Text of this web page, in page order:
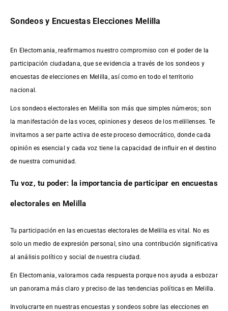
Sondeos y Encuestas Elecciones Melilla
En Electomania, reafirmamos nuestro compromiso con el poder de la
participación ciudadana, que se evidencia a través de los sondeos y
encuestas de elecciones en Melilla, así como en todo el territorio
nacional.
Los sondeos electorales en Melilla son más que simples números; son
la manifestación de las voces, opiniones y deseos de los melillenses. Te
invitamos a ser parte activa de este proceso democrático, donde cada
opinión es esencial y cada voz tiene la capacidad de influir en el destino
de nuestra comunidad.
Tu voz, tu poder: la importancia de participar en encuestas
electorales en Melilla
Tu participación en las encuestas electorales de Melilla es vital. No es
solo un medio de expresión personal, sino una contribución significativa
al análisis político y social de nuestra ciudad.
En Electomania, valoramos cada respuesta porque nos ayuda a esbozar
un panorama más claro y preciso de las tendencias políticas en Melilla.
Involucrarte en nuestras encuestas y sondeos sobre las elecciones en